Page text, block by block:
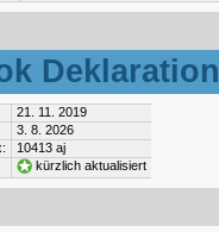
Deklaration
21. 11. 2019
3. 8. 2026
10413 aj
kürzlich aktualisiert